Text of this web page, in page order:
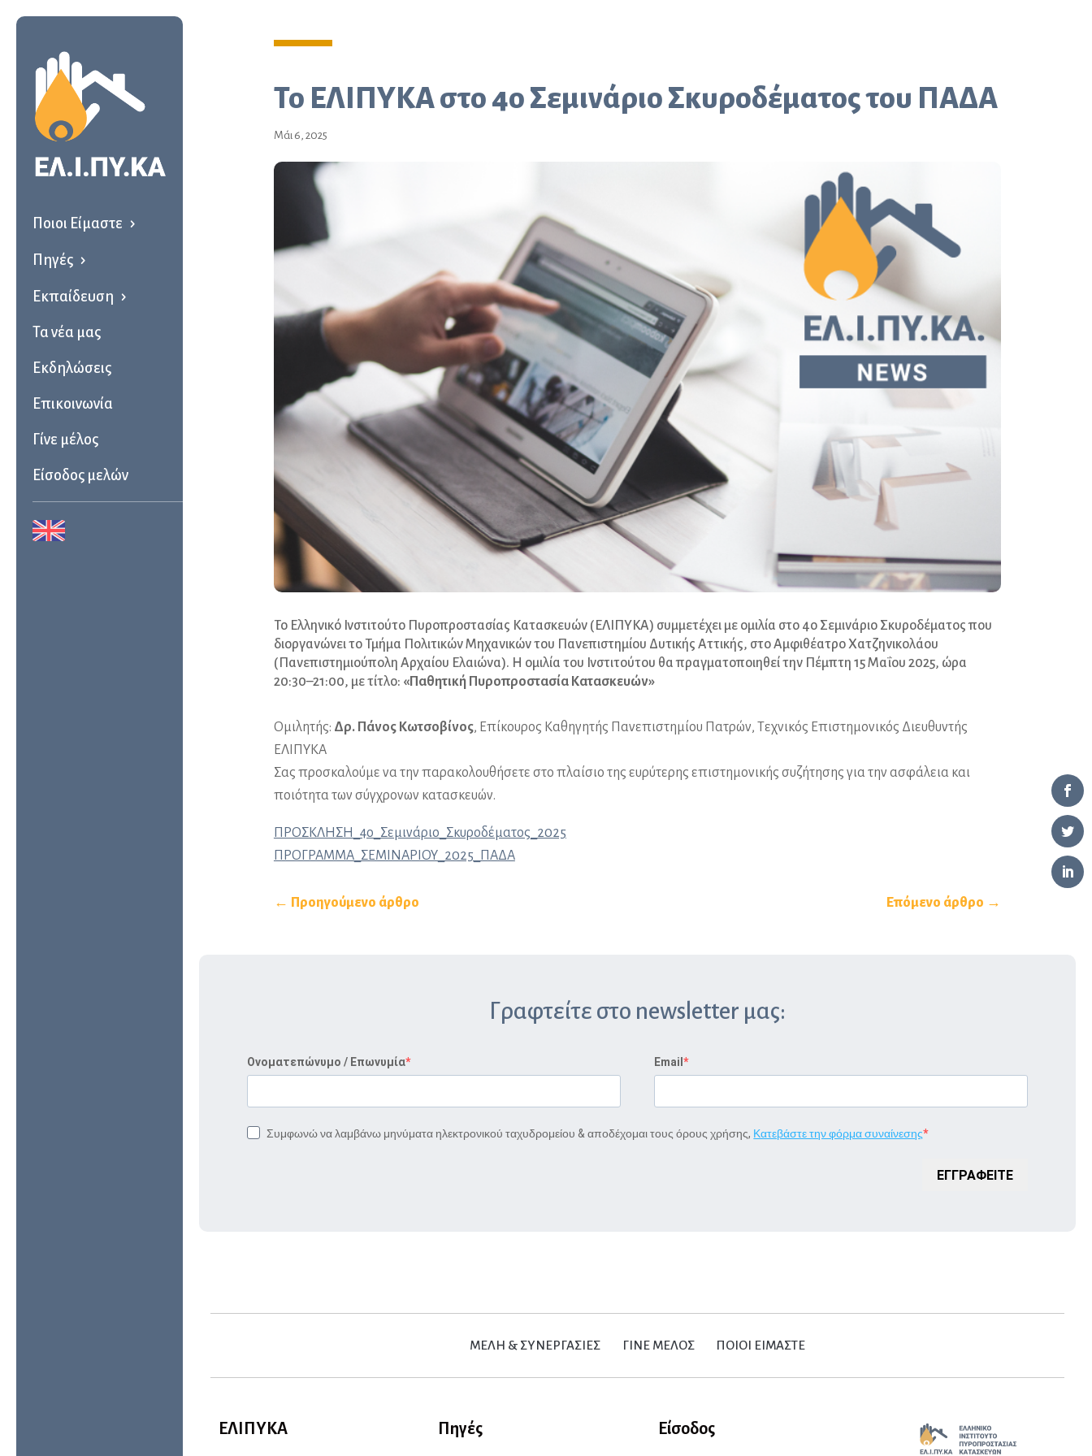
Ποιοι Είμαστε
Πηγές
Εκπαίδευση
Τα νέα μας
Εκδηλώσεις
Επικοινωνία
Γίνε μέλος
Είσοδος μελών
Το ΕΛΙΠΥΚΑ στο 4ο Σεμινάριο Σκυροδέματος του ΠΑΔΑ
Μάι 6, 2025
Το Ελληνικό Ινστιτούτο Πυροπροστασίας Κατασκευών (ΕΛΙΠΥΚΑ) συμμετέχει με ομιλία στο 4ο Σεμινάριο Σκυροδέματος που
διοργανώνει το Τμήμα Πολιτικών Μηχανικών του Πανεπιστημίου Δυτικής Αττικής, στο Αμφιθέατρο Χατζηνικολάου
(Πανεπιστημιούπολη Αρχαίου Ελαιώνα). Η ομιλία του Ινστιτούτου θα πραγματοποιηθεί την Πέμπτη 15 Μαΐου 2025, ώρα
20:30–21:00, με τίτλο: «Παθητική Πυροπροστασία Κατασκευών»
Ομιλητής: Δρ. Πάνος Κωτσοβίνος, Επίκουρος Καθηγητής Πανεπιστημίου Πατρών, Τεχνικός Επιστημονικός Διευθυντής
ΕΛΙΠΥΚΑ
Σας προσκαλούμε να την παρακολουθήσετε στο πλαίσιο της ευρύτερης επιστημονικής συζήτησης για την ασφάλεια και
ποιότητα των σύγχρονων κατασκευών.
ΠΡΟΣΚΛΗΣΗ_4ο_Σεμινάριο_Σκυροδέματος_2025
ΠΡΟΓΡΑΜΜΑ_ΣΕΜΙΝΑΡΙΟΥ_2025_ΠΑΔΑ
← Προηγούμενο άρθρο Επόμενο άρθρο →
Γραφτείτε στο newsletter μας:
Ονοματεπώνυμο / Επωνυμία Email
Συμφωνώ να λαμβάνω μηνύματα ηλεκτρονικού ταχυδρομείου & αποδέχομαι τους όρους χρήσης, Κατεβάστε την φόρμα συναίνεσης
ΕΓΓΡΑΦΕΙΤΕ
ΜΕΛΗ & ΣΥΝΕΡΓΑΣΙΕΣ ΓΙΝΕ ΜΕΛΟΣ ΠΟΙΟΙ ΕΙΜΑΣΤΕ
ΕΛΙΠΥΚΑ Πηγές Είσοδος